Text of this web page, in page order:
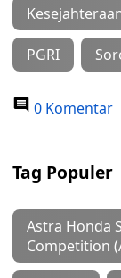
PGRI
0 Komentar
Tag Populer
Astra Honda
Competition